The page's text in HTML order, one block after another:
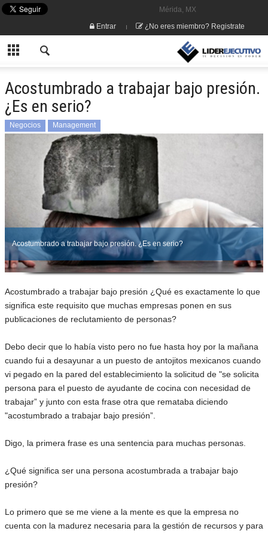
Mérida, MX
Entrar
¿No eres miembro? Registrate
Acostumbrado a trabajar bajo presión.
¿Es en serio?
Negocios Management
Acostumbrado a trabajar bajo presión. ¿Es en serio?
Acostumbrado a trabajar bajo presión ¿Qué es exactamente lo que
significa este requisito que muchas empresas ponen en sus
publicaciones de reclutamiento de personas?
Debo decir que lo había visto pero no fue hasta hoy por la mañana
cuando fui a desayunar a un puesto de antojitos mexicanos cuando
vi pegado en la pared del establecimiento la solicitud de "se solicita
persona para el puesto de ayudante de cocina con necesidad de
trabajar” y junto con esta frase otra que remataba diciendo
"acostumbrado a trabajar bajo presión”.
Digo, la primera frase es una sentencia para muchas personas.
¿Qué significa ser una persona acostumbrada a trabajar bajo
presión?
Lo primero que se me viene a la mente es que la empresa no
cuenta con la madurez necesaria para la gestión de recursos y para